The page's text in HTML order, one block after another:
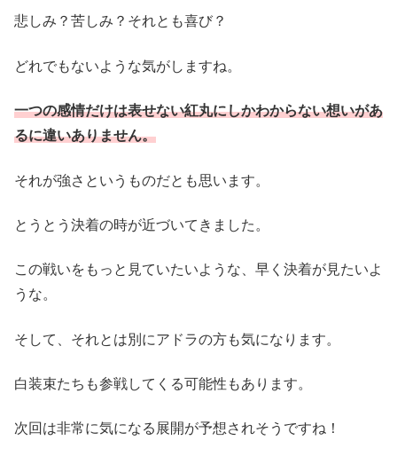
悲しみ？苦しみ？それとも喜び？
どれでもないような気がしますね。
一つの感情だけは表せない紅丸にしかわからない想いがあ
るに違いありません。
それが強さというものだとも思います。
とうとう決着の時が近づいてきました。
この戦いをもっと見ていたいような、早く決着が見たいよ
うな。
そして、それとは別にアドラの方も気になります。
白装束たちも参戦してくる可能性もあります。
次回は非常に気になる展開が予想されそうですね！